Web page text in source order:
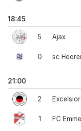
18:45
5
0
Ajax
sc
21:00
2
1
Excelsior
FC